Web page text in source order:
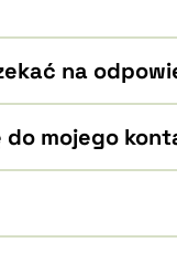
na
do mojego